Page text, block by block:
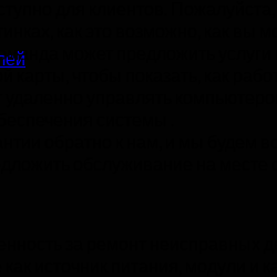
для клиентов.
как это возможно, как вы
может предложить услуги
чтобы показать, как
управлять
системы .
обратно к нам, и мы будем
обслуживание на месте
за ремонт неисправных
источник питания, модули и